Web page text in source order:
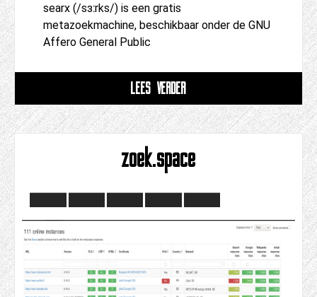
searx (/sɜːrks/) is een gratis
metazoekmachine, beschikbaar onder de GNU
Affero General Public
LEES VERDER
zoek.space